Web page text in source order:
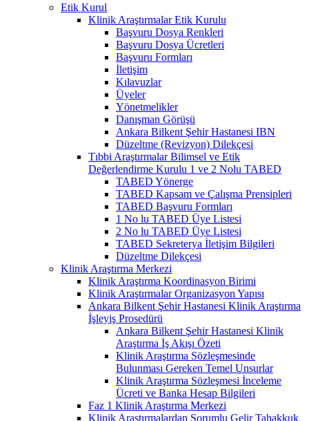
Etik Kurul
Klinik Araştırmalar Etik Kurulu
Başvuru Dosya Renkleri
Başvuru Dosya Ücretleri
Başvuru Formları
İletişim
Kılavuzlar
Üyeler
Yönetmelikler
Danışman Görüşü
Ankara Bilkent Şehir Hastanesi IBN
Düzeltme (Revizyon) Dilekçesi
Tıbbi Araştırmalar Bilimsel ve Etik
Değerlendirme Kurulu 1 ve 2 Nolu TABED
TABED Yönerge
TABED Kapsam ve Çalışma Prensipleri
TABED Başvuru Formları
1 No lu TABED Üye Listesi
2 No lu TABED Üye Listesi
TABED Sekreterya İletişim Bilgileri
Düzeltme Dilekçesi
Klinik Araştırma Merkezi
Klinik Araştırma Koordinasyon Birimi
Klinik Araştırmalar Organizasyon Yapısı
Ankara Bilkent Şehir Hastanesi Klinik Araştırma
İşleyiş Prosedürü
Ankara Bilkent Şehir Hastanesi Klinik
Araştırma İş Akışı Özeti
Klinik Araştırma Sözleşmesinde
Bulunması Gereken Temel Unsurlar
Klinik Araştırma Sözleşmesi İnceleme
Ücreti ve Banka Hesap Bilgileri
Faz 1 Klinik Araştırma Merkezi
Klinik Araştırmalardan Sorumlu Gelir Tahakkuk